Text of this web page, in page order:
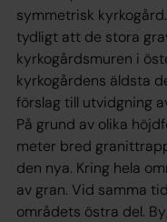
symmetrisk
tydligt att de stora
kyrkogårdsmuren i
kyrkogårdens äldsta
förslag till utvidgning
På grund av olika
meter bred
den nya. Kring hela
av gran. Vid samma
områdets östra del.